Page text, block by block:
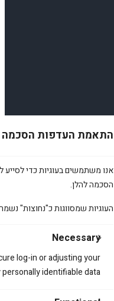
התאמת העדפות הסכמה
אנו משתמשים בעוגיות כדי לסייע
הסכמה להלן.
העוגיות שמסווגות כ"נחוצות"
Necessary
log-in or adjusting your
identifiable data.